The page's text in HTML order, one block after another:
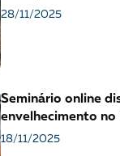
28/11/2025
Seminário online
envelhecimento no
18/11/2025